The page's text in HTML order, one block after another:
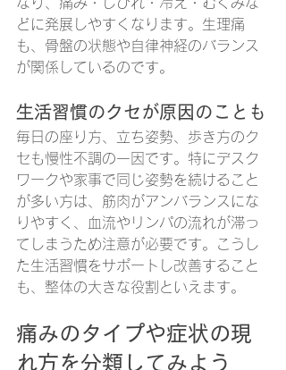
どに発展しやすくなります。生理痛
も、骨盤の状態や自律神経のバランス
が関係しているのです。
生活習慣のクセが原因のことも
毎日の座り方、立ち姿勢、歩き方のク
セも慢性不調の一因です。特にデスク
ワークや家事で同じ姿勢を続けること
が多い方は、筋肉がアンバランスにな
りやすく、血流やリンパの流れが滞っ
てしまうため注意が必要です。こうし
た生活習慣をサポートし改善すること
も、整体の大きな役割といえます。
痛みのタイプや症状の現
れ方を分類してみよう